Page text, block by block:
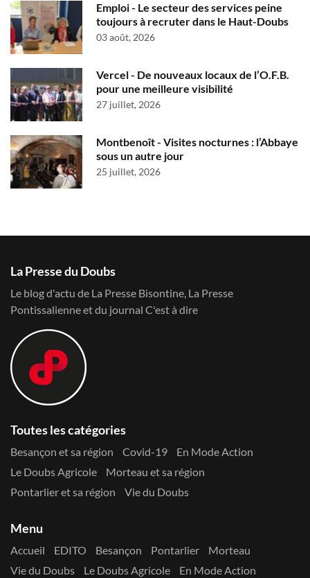
Emploi - Le secteur des services peine
toujours à recruter dans le Haut-Doubs
03 août, 2026
Vercel - De nouveaux locaux de l’O.F.B.
pour une meilleure visibilité
27 juillet, 2026
Montbenoît - Visites nocturnes : l’Abbaye
sous un autre jour
25 juillet, 2026
La Presse du Doubs
Le blog d'actu de La Presse Bisontine, La Presse
Pontissalienne et du journal C'est à dire
Toutes les catégories
Besançon et sa région Covid-19
En Mode Action
Le Doubs Agricole
Morteau et sa région
Pontarlier et sa région
Vie du Doubs
Menu
Accueil EDITO Besançon Pontarlier
Morteau
Vie du Doubs
Le Doubs Agricole En Mode Action